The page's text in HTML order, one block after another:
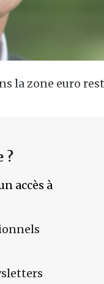
la zone euro
?
accès à